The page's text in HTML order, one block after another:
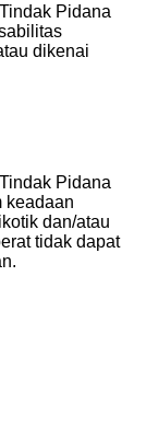
Pidana
dikenai
Pidana
keadaan
dan/atau
tidak dapat